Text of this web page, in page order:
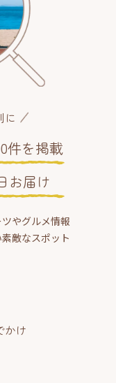
に
件を掲載
お届け
やグルメ情報
敵なスポット
かけ